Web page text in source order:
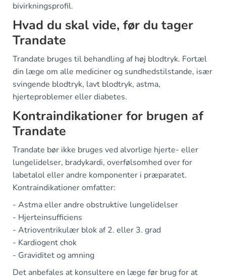
bivirkningsprofil.
Hvad du skal vide, før du tager
Trandate
Trandate bruges til behandling af høj blodtryk. Fortæl
din læge om alle mediciner og sundhedstilstande, især
svingende blodtryk, lavt blodtryk, astma,
hjerteproblemer eller diabetes.
Kontraindikationer for brugen af
Trandate
Trandate bør ikke bruges ved alvorlige hjerte- eller
lungelidelser, bradykardi, overfølsomhed over for
labetalol eller andre komponenter i præparatet.
Kontraindikationer omfatter:
- Astma eller andre obstruktive lungelidelser
- Hjerteinsufficiens
- Atrioventrikulær blok af 2. eller 3. grad
- Kardiogent chok
- Graviditet og amning
Det anbefales at konsultere en læge før brug for at